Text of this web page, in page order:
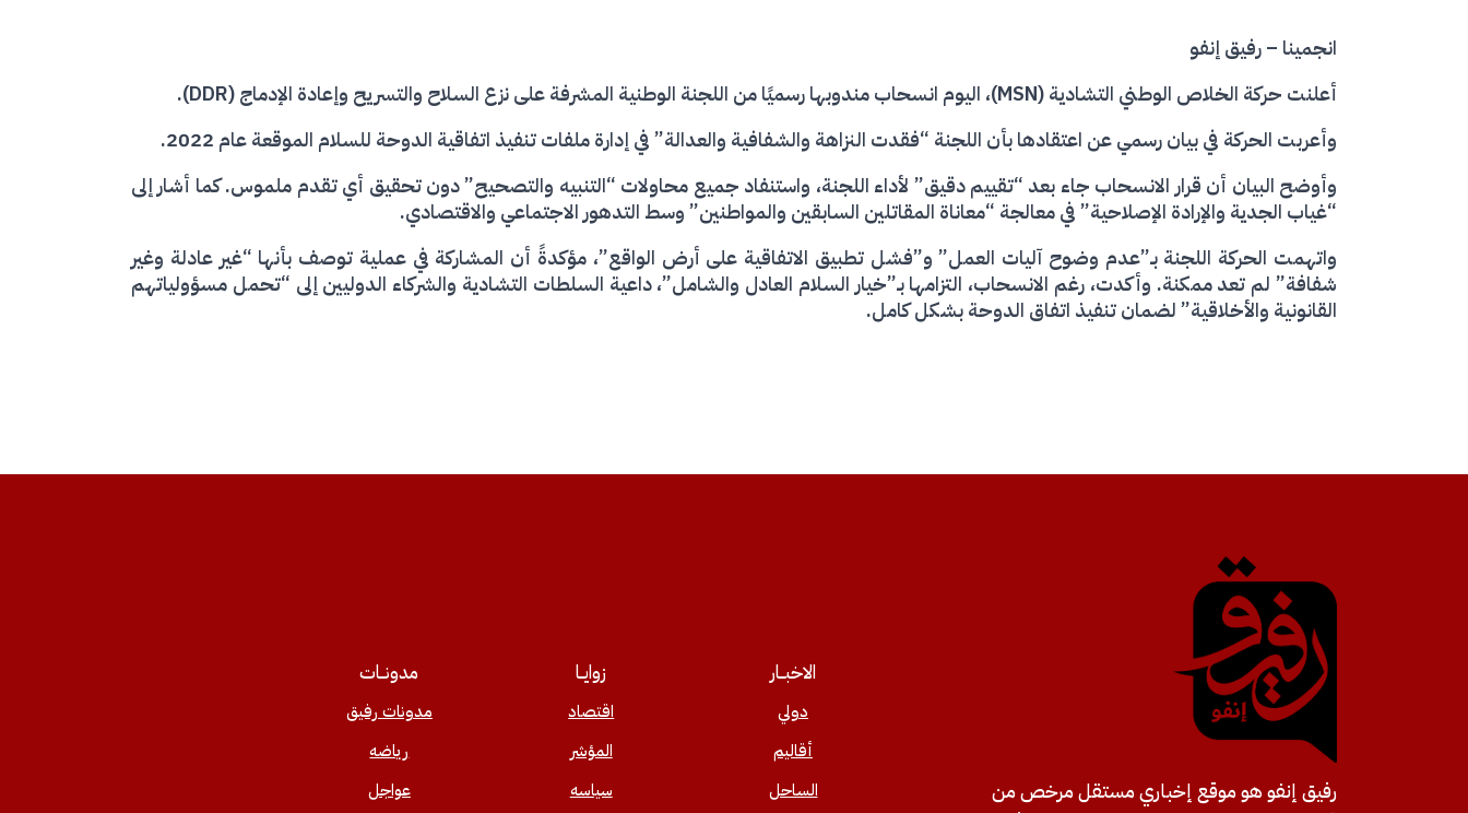
انجمينا – رفيق إنفو
أعلنت حركة الخلاص الوطني التشادية (MSN)، اليوم انسحاب مندوبها رسميًا من اللجنة الوطنية المشرفة على نزع السلاح والتسريح وإعادة الإدماج (DDR).
وأعربت الحركة في بيان رسمي عن اعتقادها بأن اللجنة “فقدت النزاهة والشفافية والعدالة” في إدارة ملفات تنفيذ اتفاقية الدوحة للسلام الموقعة عام 2022.
وأوضح البيان أن قرار الانسحاب جاء بعد “تقييم دقيق” لأداء اللجنة، واستنفاد جميع محاولات “التنبيه والتصحيح” دون تحقيق أي تقدم ملموس. كما أشار إلى
“غياب الجدية والإرادة الإصلاحية” في معالجة “معاناة المقاتلين السابقين والمواطنين” وسط التدهور الاجتماعي والاقتصادي.
واتهمت الحركة اللجنة بـ”عدم وضوح آليات العمل” و”فشل تطبيق الاتفاقية على أرض الواقع”، مؤكدةً أن المشاركة في عملية توصف بأنها “غير عادلة وغير
شفافة” لم تعد ممكنة. وأكدت، رغم الانسحاب، التزامها بـ”خيار السلام العادل والشامل”، داعية السلطات التشادية والشركاء الدوليين إلى “تحمل مسؤولياتهم
القانونية والأخلاقية” لضمان تنفيذ اتفاق الدوحة بشكل كامل.
رفيق إنفو هو موقع إخباري مستقل مرخص من
الاخبــار
دولي
أقاليم
الساحل
زوايــا
اقتصاد
المؤشر
سياسه
مدونــات
مدونات رفيق
رياضه
عواجل